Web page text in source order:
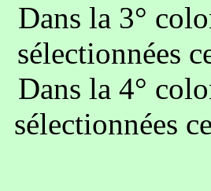
Dans la 3°
sélectionnées
Dans la 4°
sélectionnées